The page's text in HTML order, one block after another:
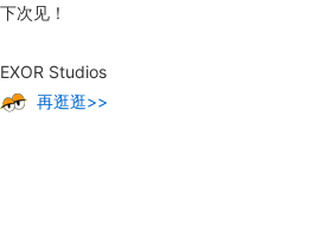
下次见！
EXOR Studios
再逛逛>>